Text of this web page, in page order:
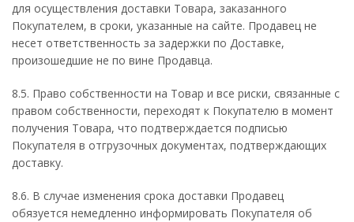
для осуществления доставки Товара, заказанного
Покупателем, в сроки, указанные на сайте. Продавец не
несет ответственность за задержки по Доставке,
произошедшие не по вине Продавца.
8.5. Право собственности на Товар и все риски, связанные с
правом собственности, переходят к Покупателю в момент
получения Товара, что подтверждается подписью
Покупателя в отгрузочных документах, подтверждающих
доставку.
8.6. В случае изменения срока доставки Продавец
обязуется немедленно информировать Покупателя об